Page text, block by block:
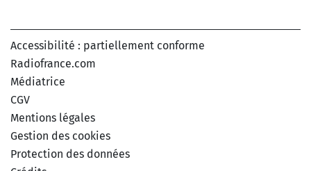
Accessibilité : partiellement conforme
Radiofrance.com
Médiatrice
CGV
Mentions légales
Gestion des cookies
Protection des données